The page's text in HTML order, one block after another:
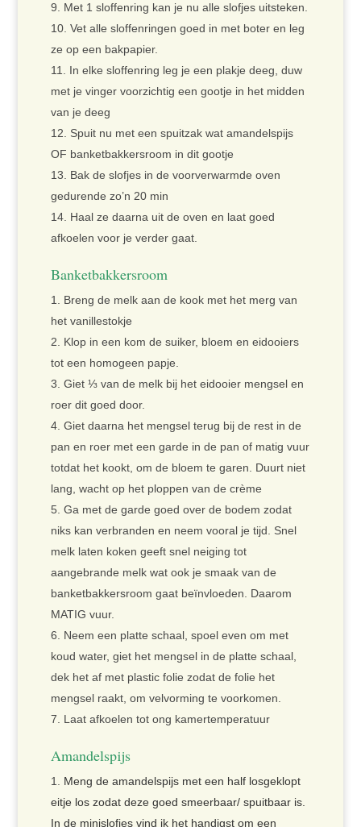
Met 1 sloffenring kan je nu alle slofjes uitsteken.
Vet alle sloffenringen goed in met boter en leg
ze op een bakpapier.
In elke sloffenring leg je een plakje deeg, duw
met je vinger voorzichtig een gootje in het midden
van je deeg
Spuit nu met een spuitzak wat amandelspijs
OF banketbakkersroom in dit gootje
Bak de slofjes in de voorverwarmde oven
gedurende zo’n 20 min
Haal ze daarna uit de oven en laat goed
afkoelen voor je verder gaat.
Banketbakkersroom
Breng de melk aan de kook met het merg van
het vanillestokje
Klop in een kom de suiker, bloem en eidooiers
tot een homogeen papje.
Giet ⅓ van de melk bij het eidooier mengsel en
roer dit goed door.
Giet daarna het mengsel terug bij de rest in de
pan en roer met een garde in de pan of matig vuur
totdat het kookt, om de bloem te garen. Duurt niet
lang, wacht op het ploppen van de crème
Ga met de garde goed over de bodem zodat
niks kan verbranden en neem vooral je tijd. Snel
melk laten koken geeft snel neiging tot
aangebrande melk wat ook je smaak van de
banketbakkersroom gaat beïnvloeden. Daarom
MATIG vuur.
Neem een platte schaal, spoel even om met
koud water, giet het mengsel in de platte schaal,
dek het af met plastic folie zodat de folie het
mengsel raakt, om velvorming te voorkomen.
Laat afkoelen tot ong kamertemperatuur
Amandelspijs
Meng de amandelspijs met een half losgeklopt
eitje los zodat deze goed smeerbaar/ spuitbaar is.
In de minislofjes vind ik het handigst om een